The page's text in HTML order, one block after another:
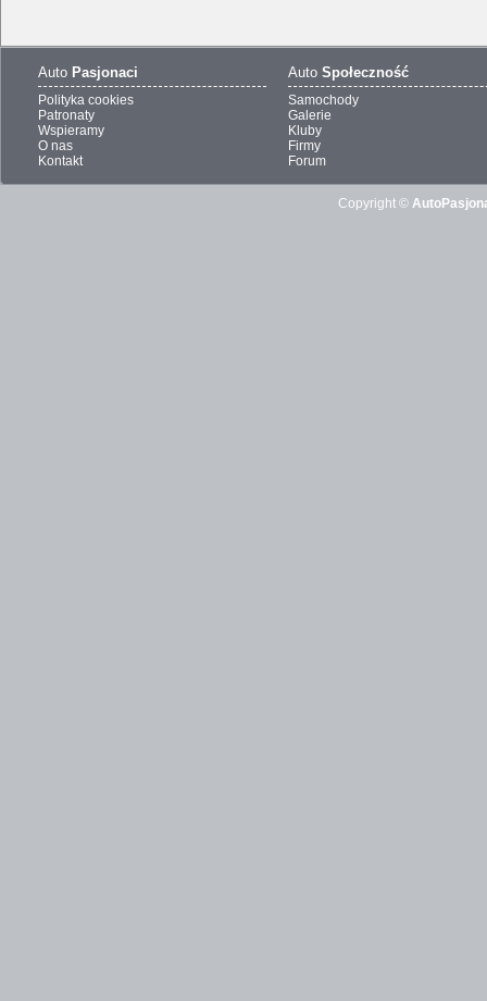
Auto Pasjonaci
Polityka cookies
Patronaty
Wspieramy
O nas
Kontakt
Auto Społeczność
Samochody
Galerie
Kluby
Firmy
Forum
Copyright ©